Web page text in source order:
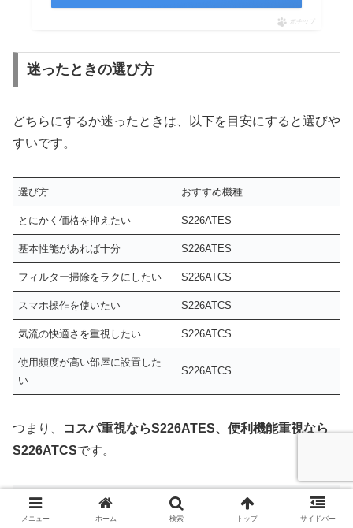
ポチップ
迷ったときの選び方
どちらにするか迷ったときは、以下を目安にすると選びや
すいです。
選び方 おすすめ機種
とにかく価格を抑えたい S226ATES
基本性能があれば十分 S226ATES
フィルター掃除をラクにしたい S226ATCS
スマホ操作を使いたい S226ATCS
気流の快適さを重視したい S226ATCS
使用頻度が高い部屋に設置した
い
S226ATCS
つまり、
コスパ重視ならS226ATES、便利機能重視なら
S226ATCSです。
S226ATESとS226ATCSの共通点
メニュー ホーム 検索 トップ サイドバー